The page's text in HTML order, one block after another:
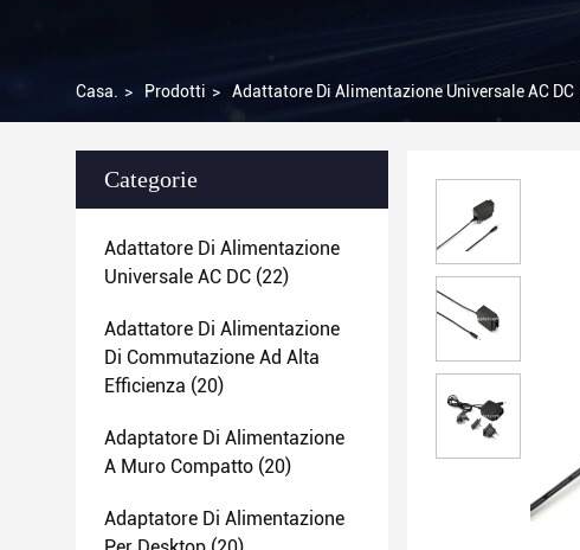
Casa. > Prodotti > Adattatore Di Alimentazione Universale AC DC
Categorie
Adattatore Di Alimentazione
Universale AC DC (22)
Adattatore Di Alimentazione
Di Commutazione Ad Alta
Efficienza (20)
Adaptatore Di Alimentazione
A Muro Compatto (20)
Adaptatore Di Alimentazione